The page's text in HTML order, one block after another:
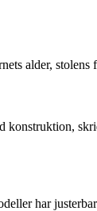
alder,
har